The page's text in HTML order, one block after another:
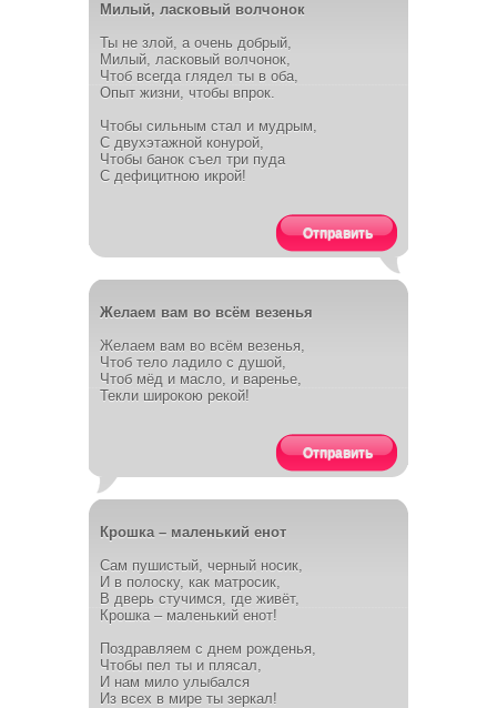
Милый, ласковый волчонок
Ты не злой, а очень добрый,
Милый, ласковый волчонок,
Чтоб всегда глядел ты в оба,
Опыт жизни, чтобы впрок.
Чтобы сильным стал и мудрым,
С двухэтажной конурой,
Чтобы банок съел три пуда
С дефицитною икрой!
Отправить
Желаем вам во всём везенья
Желаем вам во всём везенья,
Чтоб тело ладило с душой,
Чтоб мёд и масло, и варенье,
Текли широкою рекой!
Отправить
Крошка – маленький енот
Сам пушистый, черный носик,
И в полоску, как матросик,
В дверь стучимся, где живёт,
Крошка – маленький енот!
Поздравляем с днем рожденья,
Чтобы пел ты и плясал,
И нам мило улыбался
Из всех в мире ты зеркал!